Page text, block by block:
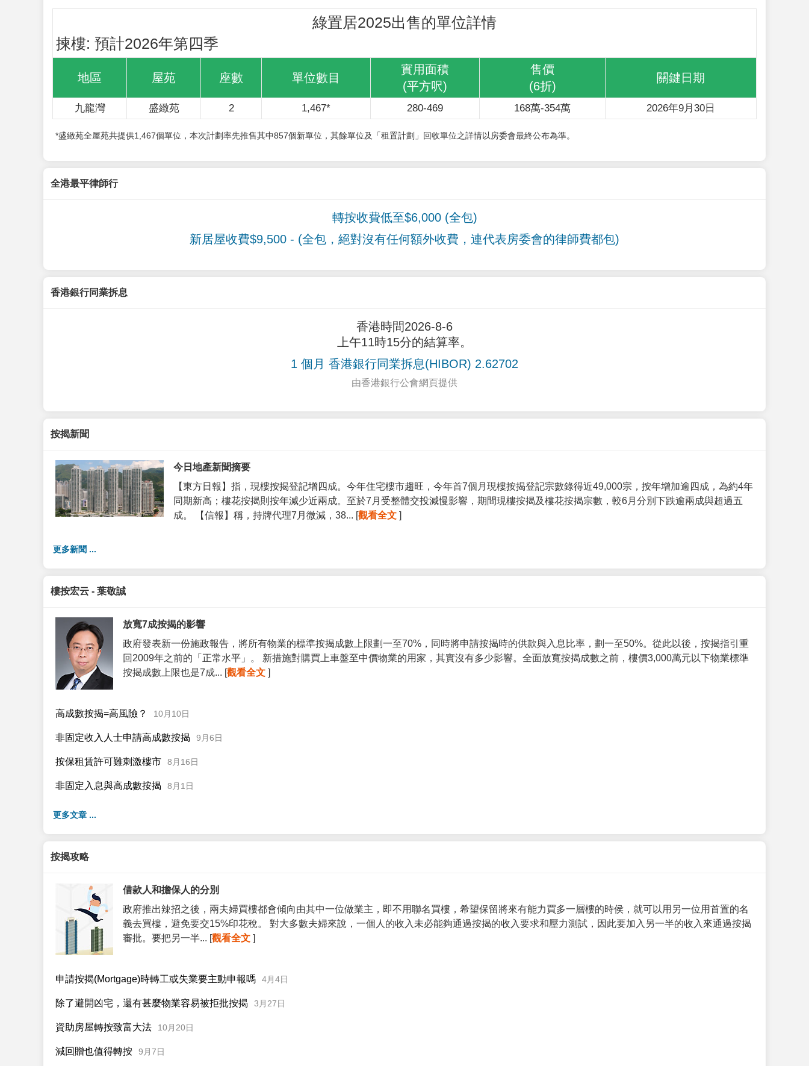
綠置居2025出售的單位詳情
揀樓: 預計2026年第四季
地區 屋苑 座數 單位數目
實用面積
(平方呎)
售價
(6折)
關鍵日期
九龍灣 盛緻苑 2 1,467* 280-469 168萬-354萬 2026年9月30日
*盛緻苑全屋苑共提供1,467個單位，本次計劃率先推售其中857個新單位，其餘單位及「租置計劃」回收單位之詳情以房委會最終公布為準。
全港最平律師行
轉按收費低至$6,000 (全包)
新居屋收費$9,500 - (全包，絕對沒有任何額外收費，連代表房委會的律師費都包)
香港銀行同業拆息
香港時間2026-8-6
上午11時15分的結算率。
1 個月 香港銀行同業拆息(HIBOR) 2.62702
由香港銀行公會網頁提供
按揭新聞
今日地產新聞摘要
【東方日報】指，現樓按揭登記增四成。今年住宅樓市趨旺，今年首7個月現樓按揭登記宗數錄得近49,000宗，按年增加逾四成，為約4年
同期新高；樓花按揭則按年減少近兩成。至於7月受整體交投減慢影響，期間現樓按揭及樓花按揭宗數，較6月分別下跌逾兩成與超過五
成。 【信報】稱，持牌代理7月微減，38... [觀看全文 ]
更多新聞 ...
樓按宏云 - 葉敬誠
放寬7成按揭的影響
政府發表新一份施政報告，將所有物業的標準按揭成數上限劃一至70%，同時將申請按揭時的供款與入息比率，劃一至50%。從此以後，按揭指引重
回2009年之前的「正常水平」。 新措施對購買上車盤至中價物業的用家，其實沒有多少影響。全面放寬按揭成數之前，樓價3,000萬元以下物業標準
按揭成數上限也是7成... [觀看全文 ]
高成數按揭=高風險？ 10月10日
非固定收入人士申請高成數按揭 9月6日
按保租賃許可難刺激樓市 8月16日
非固定入息與高成數按揭 8月1日
更多文章 ...
按揭攻略
借款人和擔保人的分別
政府推出辣招之後，兩夫婦買樓都會傾向由其中一位做業主，即不用聯名買樓，希望保留將來有能力買多一層樓的時侯，就可以用另一位用首置的名
義去買樓，避免要交15%印花稅。 對大多數夫婦來說，一個人的收入未必能夠通過按揭的收入要求和壓力測試，因此要加入另一半的收入來通過按揭
審批。要把另一半... [觀看全文 ]
申請按揭(Mortgage)時轉工或失業要主動申報嗎 4月4日
除了避開凶宅，還有甚麼物業容易被拒批按揭 3月27日
資助房屋轉按致富大法 10月20日
減回贈也值得轉按 9月7日